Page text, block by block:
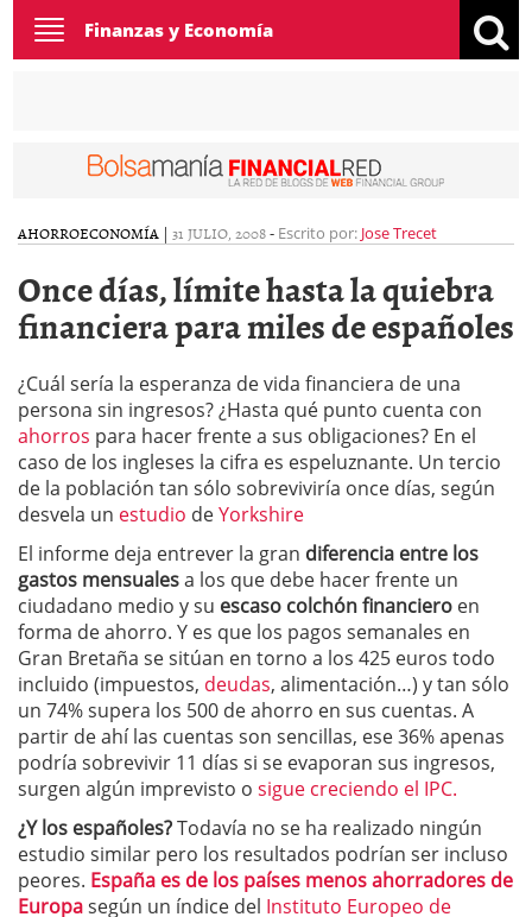
Toggle
navigation
Finanzas y Economía
AHORROECONOMÍA | 31 JULIO, 2008- Escrito por: Jose Trecet
Once días, límite hasta la quiebra
financiera para miles de españoles
¿Cuál sería la esperanza de vida financiera de una
persona sin ingresos? ¿Hasta qué punto cuenta con
ahorros para hacer frente a sus obligaciones? En el
caso de los ingleses la cifra es espeluznante. Un tercio
de la población tan sólo sobreviviría once días, según
desvela un estudio deYorkshire
El informe deja entrever la gran diferencia entre los
gastos mensualesa los que debe hacer frente un
ciudadano medio y su escaso colchón financiero en
forma de ahorro. Y es que los pagos semanales en
Gran Bretaña se sitúan en torno a los 425 euros todo
incluido (impuestos, deudas, alimentación…) y tan sólo
un 74% supera los 500 de ahorro en sus cuentas. A
partir de ahí las cuentas son sencillas, ese 36% apenas
podría sobrevivir 11 días si se evaporan sus ingresos,
surgen algún imprevisto o sigue creciendo el IPC.
¿Y los españoles?Todavía no se ha realizado ningún
estudio similar pero los resultados podrían ser incluso
peores. España es de los países menos ahorradores de
Europasegún un índice del Instituto Europeo de